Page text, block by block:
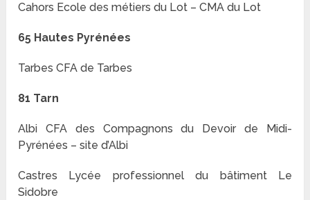
Cahors Ecole des métiers du Lot – CMA du Lot
65 Hautes Pyrénées
Tarbes CFA de Tarbes
81 Tarn
Albi CFA des Compagnons du Devoir de Midi-
Pyrénées – site d’Albi
Castres Lycée professionnel du bâtiment Le
Sidobre